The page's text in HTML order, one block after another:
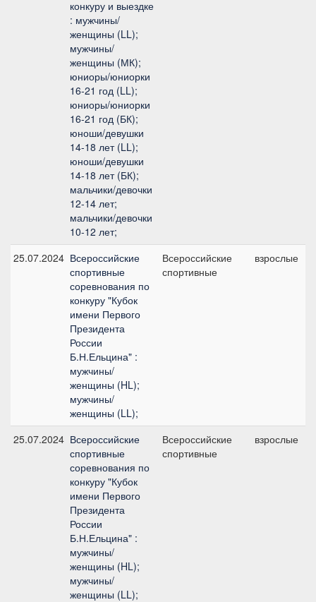
конкуру и выездке
: мужчины/
женщины (LL);
мужчины/
женщины (МК);
юниоры/юниорки
16-21 год (LL);
юниоры/юниорки
16-21 год (БК);
юноши/девушки
14-18 лет (LL);
юноши/девушки
14-18 лет (БК);
мальчики/девочки
12-14 лет;
мальчики/девочки
10-12 лет;
25.07.2024 Всероссийские
спортивные
соревнования по
конкуру "Кубок
имени Первого
Президента
России
Б.Н.Ельцина" :
мужчины/
женщины (HL);
мужчины/
женщины (LL);
Всероссийские
спортивные
взрослые
25.07.2024 Всероссийские
спортивные
соревнования по
конкуру "Кубок
имени Первого
Президента
России
Б.Н.Ельцина" :
мужчины/
женщины (HL);
мужчины/
женщины (LL);
Всероссийские
спортивные
взрослые